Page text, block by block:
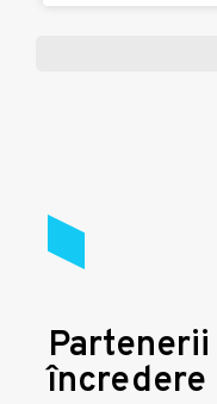
încredere